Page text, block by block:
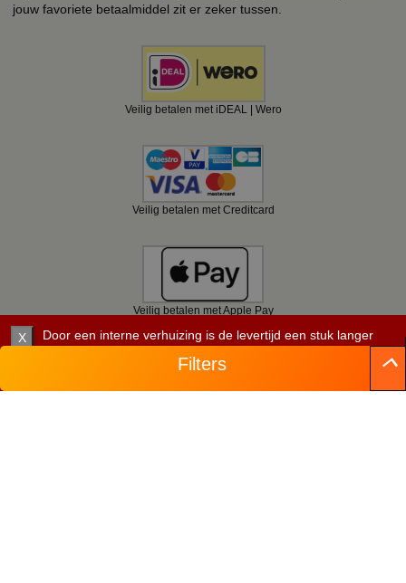
jouw favoriete betaalmiddel zit er zeker tussen.
Veilig betalen met iDEAL | Wero
Veilig betalen met Creditcard
Veilig betalen met Apple Pay
X
Door een interne verhuizing is de levertijd een stuk langer
Filters